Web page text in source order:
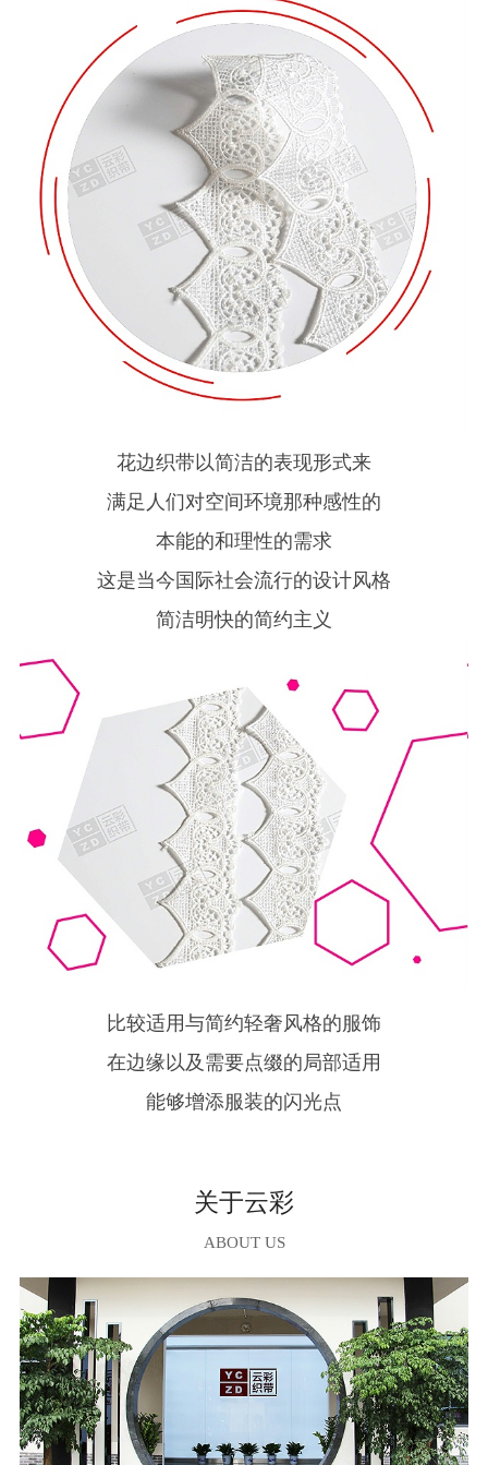
花边织带以简洁的表现形式来
满足人们对空间环境那种感性的
本能的和理性的需求
这是当今国际社会流行的设计风格
简洁明快的简约主义
比较适用与简约轻奢风格的服饰
在边缘以及需要点缀的局部适用
能够增添服装的闪光点
关于云彩
ABOUT US